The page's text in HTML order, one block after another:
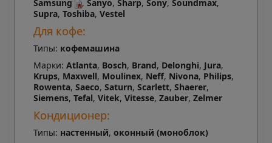
Samsung
, Sanyo, Sharp, Sony, Soundmax,
Supra, Toshiba, Vestel
Для кофе:
Типы: кофемашина
Марки: Atlanta, Bosch, Brand, Delonghi, Jura,
Krups, Maxwell, Moulinex, Neff, Nivona, Philips,
Rowenta, Saeco, Saturn, Scarlett, Shaerer,
Siemens, Tefal, Vitek, Vitesse, Zauber, Zelmer
Кондиционер:
Типы: настенный, оконный (моноблок)